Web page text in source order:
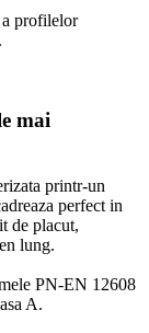
a profilelor
mai
printr-un
perfect in
de placut,
lung.
PN-EN 12608
A.